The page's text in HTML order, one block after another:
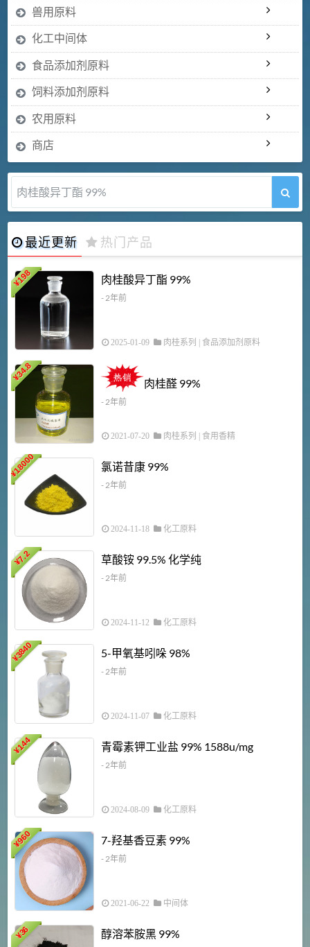
兽用原料
化工中间体
食品添加剂原料
饲料添加剂原料
农用原料
商店
肉桂酸异丁酯 99%
最近更新 热门产品
¥
198 肉桂酸异丁酯 99%
- 2年前
2025-01-09 肉桂系列 | 食品添加剂原料
¥
34.8
肉桂醛 99%
- 2年前
2021-07-20 肉桂系列 | 食用香精
¥
18000 氯诺昔康 99%
- 2年前
2024-11-18 化工原料
¥
7.2 草酸铵 99.5% 化学纯
- 2年前
2024-11-12 化工原料
¥
3840 5-甲氧基吲哚 98%
- 2年前
2024-11-07 化工原料
¥
144 青霉素钾工业盐 99% 1588u/mg
- 2年前
2024-08-09 化工原料
¥
960 7-羟基香豆素 99%
- 2年前
2021-06-22 中间体
¥
36 醇溶苯胺黑 99%